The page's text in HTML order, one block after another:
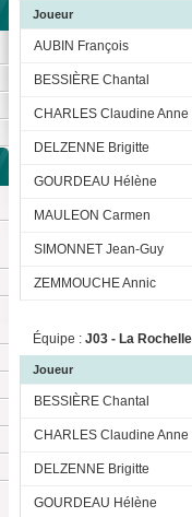
Joueur
AUBIN François
BESSIÈRE Chantal
CHARLES Claudine Anne
DELZENNE Brigitte
GOURDEAU Hélène
MAULEON Carmen
SIMONNET Jean-Guy
ZEMMOUCHE Annic
Équipe : J03 - La
Joueur
BESSIÈRE Chantal
CHARLES Claudine Anne
DELZENNE Brigitte
GOURDEAU Hélène